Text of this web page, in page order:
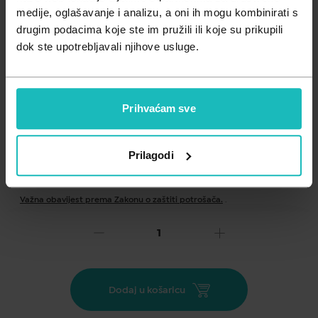
medije, oglašavanje i analizu, a oni ih mogu kombinirati s
drugim podacima koje ste im pružili ili koje su prikupili
dok ste upotrebljavali njihove usluge.
Prihvaćam sve
Prilagodi
Zdravlje muškarca
Zdravlje žene
Minerali
Probiotici i prebiotici
Dodaj na listu želja
Važna obavijest prema Zakonu o zaštiti potrošača. .
SUMMER25
Ove zobene pločice namjenjene su da opskrbe vaše tijelo
Dodaj u košaricu